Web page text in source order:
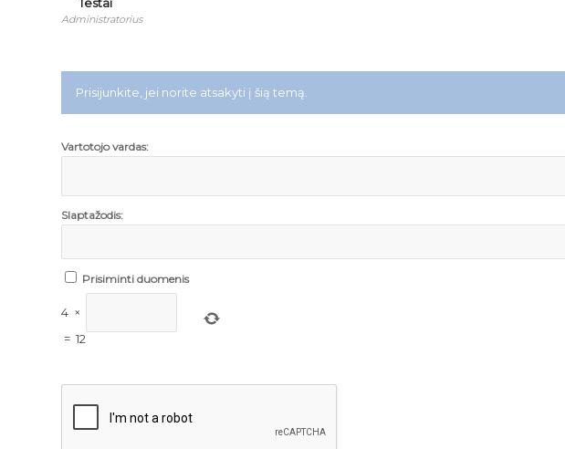
Administratorius
Prisijunkite, jei norite atsakyti į šią temą.
Vartotojo vardas:
Slaptažodis:
Prisiminti duomenis
4 ×
= 12